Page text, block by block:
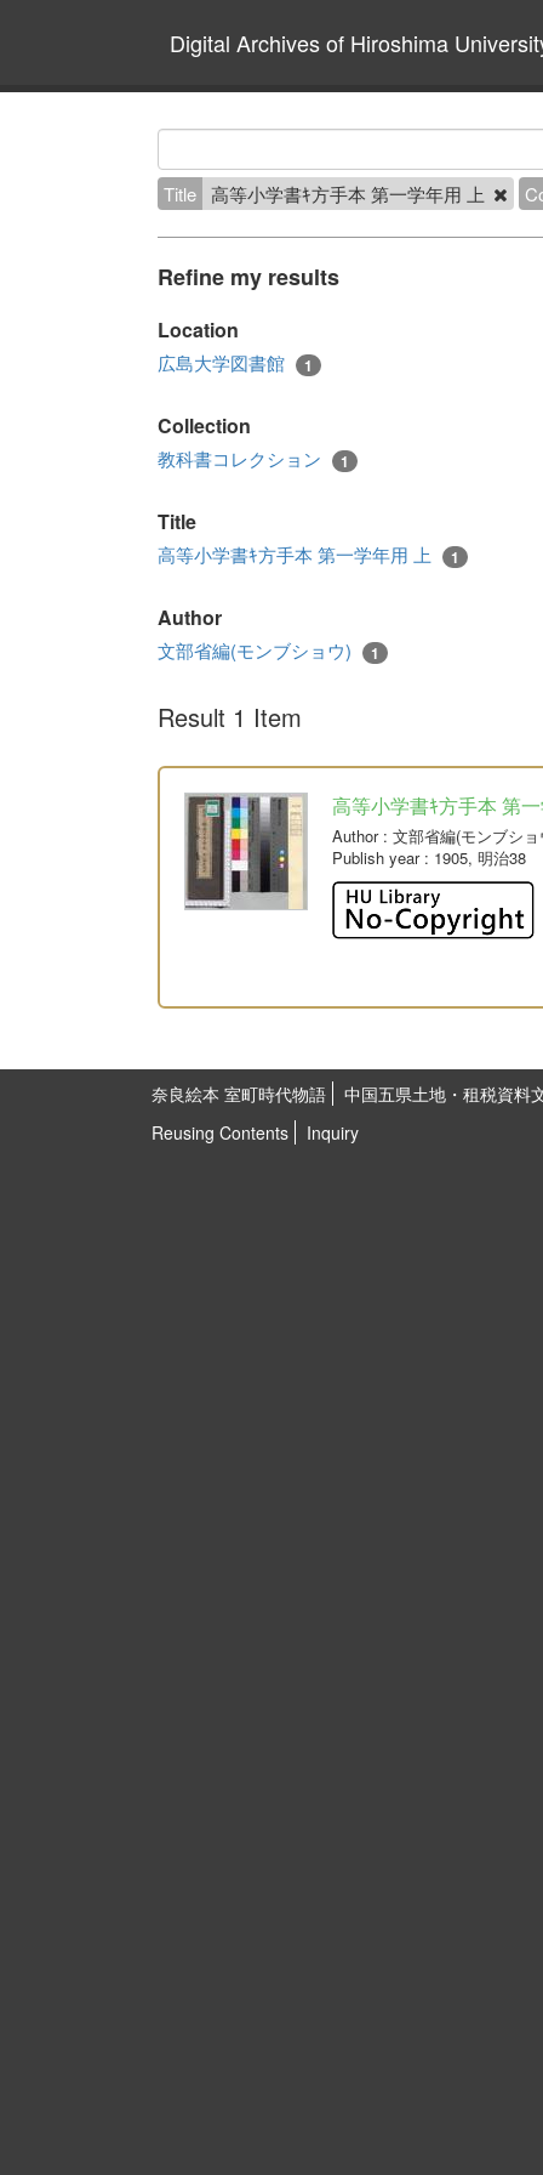
Digital Archives of Hiroshima
Title 高等小学書ｷ方手本 第一学年用 上
Refine my results
Location
広島大学図書館 1
Collection
教科書コレクション 1
Title
高等小学書ｷ方手本 第一学年用 上 1
Author
文部省編(モンブショウ) 1
Result 1 Item
高等小学書ｷ方手本 第
Author: 文部省編(モンブショ
Publish year: 1905, 明治38
奈良絵本 室町時代物語
中国五県土地・租税資料
Reusing Contents
Inquiry